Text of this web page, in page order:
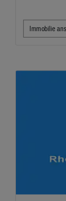
Immobilie